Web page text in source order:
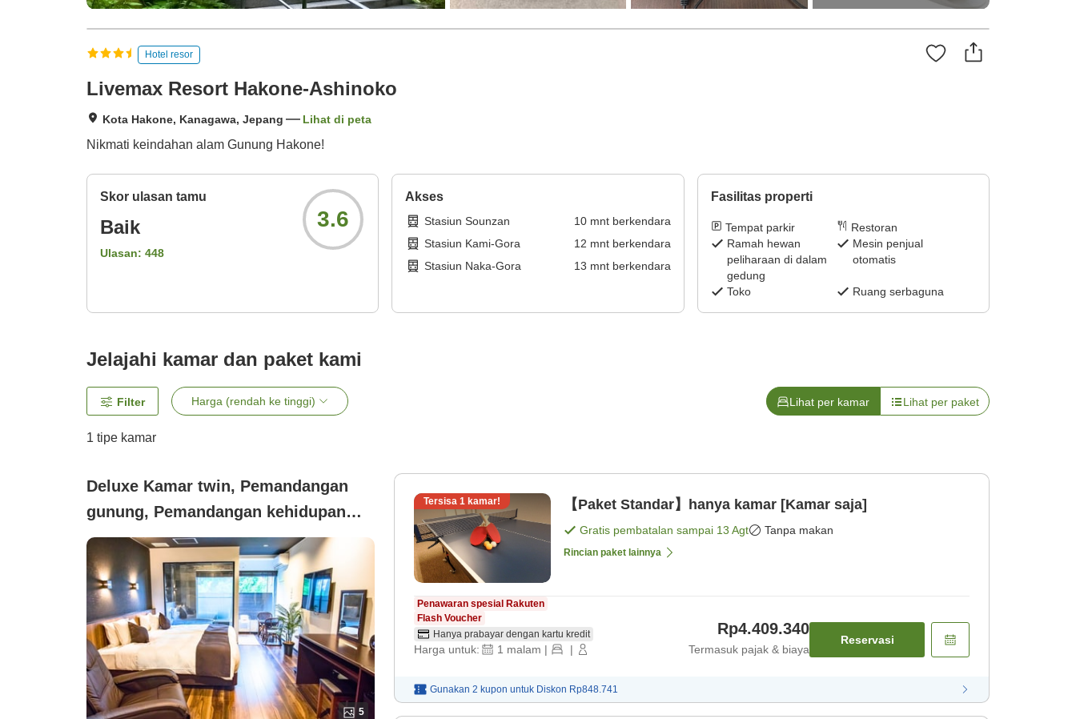
Hotel resor
Livemax Resort Hakone-Ashinoko
Kota Hakone, Kanagawa, Jepang Lihat di peta
Nikmati keindahan alam Gunung Hakone!
Skor ulasan tamu
Baik
Ulasan: 448
3.6
Akses
Stasiun Sounzan 10mnt berkendara
Stasiun Kami-Gora
12 mnt berkendara
Stasiun Naka-Gora
13 mnt berkendara
Fasilitas properti
Tempat parkir
Restoran
Ramah hewan
peliharaan di dalam
gedung
Mesin penjual
otomatis
Toko Ruang serbaguna
Jelajahi kamar dan paket kami
Filter Harga (rendah ke tinggi) Lihat per kamar Lihat per paket
1 tipe kamar
Deluxe Kamar twin, Pemandangan
gunung, Pemandangan kehidupan
malam, Tidak merokok (【Kerajinan
Shigaraki dengan Setengah
Pemandian Terbuka】Kamar Deluxe
Bergaya Modern Barat 33 m²)
5
Tersisa 1 kamar! 【Paket Standar】hanya kamar [Kamar saja]
Gratis pembatalan sampai 13 Agt Tanpa makan
Rincian paket lainnya
Penawaran spesial Rakuten
Flash Voucher
Hanya prabayar dengan kartu kredit
Harga untuk: 1 malam | |
Rp4.409.340
Termasuk pajak & biaya
Reservasi
Gunakan 2 kupon untuk Diskon Rp848.741